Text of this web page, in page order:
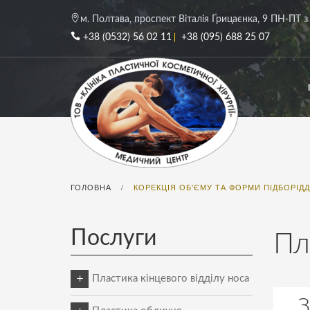
м. Полтава, проспект Віталія Грицаєнка, 9 ПН-ПТ з
+38 (0532) 56 02 11
+38 (095) 688 25 07
ГОЛОВНА / КОРЕКЦІЯ ОБ'ЄМУ ТА ФОРМИ
Послуги
Пластика кінцевого відділу носа
Пластика кінчика носа